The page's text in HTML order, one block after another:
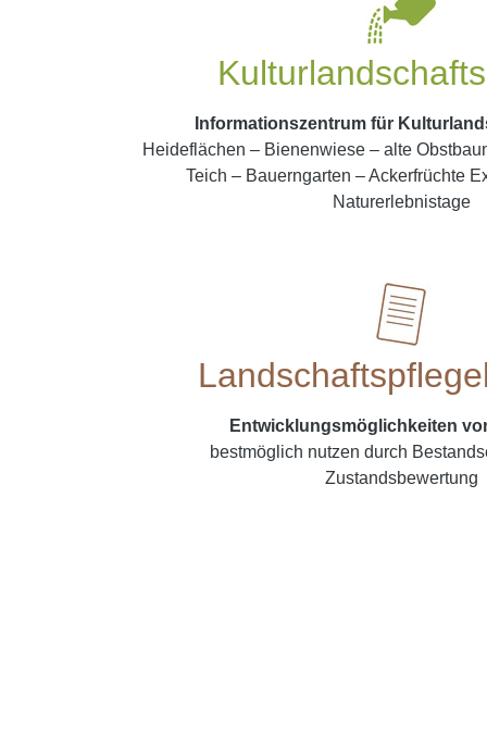
Informationszentrum für
Heideflächen – Bienenwiese – alte
Teich – Bauerngarten – Ackerfrüchte
Naturerlebnistage
Entwicklungsmöglichkeiten
bestmöglich nutzen durch
Zustandsbewertung